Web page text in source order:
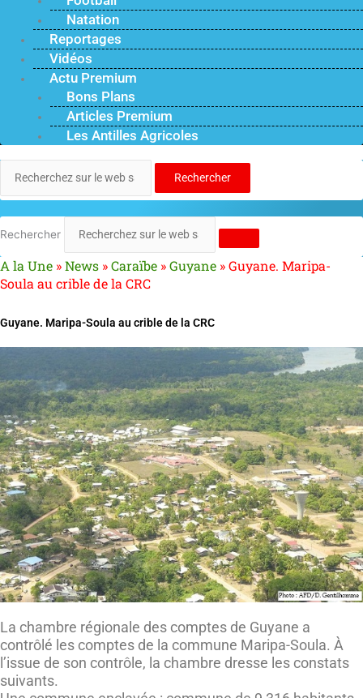
Natation
Reportages
Vidéos
Actu Premium
Bons Plans
Articles Premium
Les Antilles Agricoles
Rechercher
Rechercher
A la Une »News »Caraïbe »Guyane »Guyane. Maripa-
Soula au crible de la CRC
Guyane. Maripa-Soula au crible de la CRC
La chambre régionale des comptes de Guyane a
contrôlé les comptes de la commune Maripa-Soula. À
l’issue de son contrôle, la chambre dresse les constats
suivants.